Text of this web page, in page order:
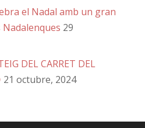
el Nadal amb un gran
Nadalenques 29
DEL CARRET DEL
21 octubre, 2024